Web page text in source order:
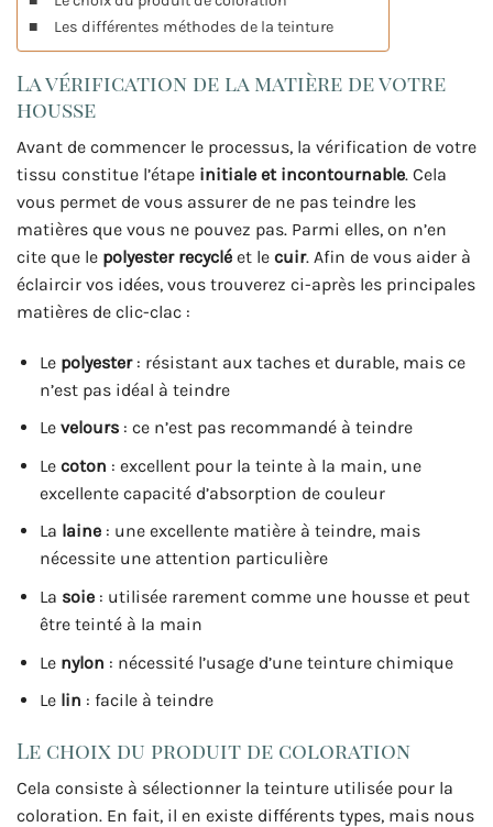
Les différentes méthodes de la teinture
La vérification de la matière de votre
housse
Avant de commencer le processus, la vérification de votre
tissu constitue l’étape initiale et incontournable. Cela
vous permet de vous assurer de ne pas teindre les
matières que vous ne pouvez pas. Parmi elles, on n’en
cite que le polyester recyclé et le cuir. Afin de vous aider à
éclaircir vos idées, vous trouverez ci-après les principales
matières de clic-clac :
Le polyester: résistant aux taches et durable, mais ce
n’est pas idéal à teindre
Le velours: ce n’est pas recommandé à teindre
Le coton : excellent pour la teinte à la main, une
excellente capacité d’absorption de couleur
La laine: une excellente matière à teindre, mais
nécessite une attention particulière
La soie: utilisée rarement comme une housse et peut
être teinté à la main
Le nylon : nécessité l’usage d’une teinture chimique
Lelin : facile à teindre
Le choix du produit de coloration
Cela consiste à sélectionner la teinture utilisée pour la
coloration. En fait, il en existe différents types, mais nous